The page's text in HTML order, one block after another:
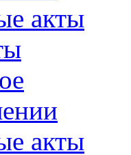
акты
акты